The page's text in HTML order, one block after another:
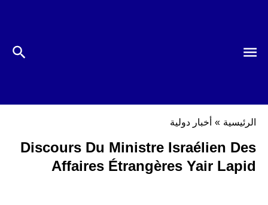
الرئيسية » أخبار دولية
Discours Du Ministre Israélien Des
Affaires Étrangères Yair Lapid